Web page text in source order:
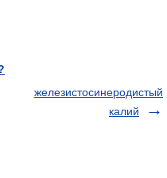
железистосинеродистый
калий